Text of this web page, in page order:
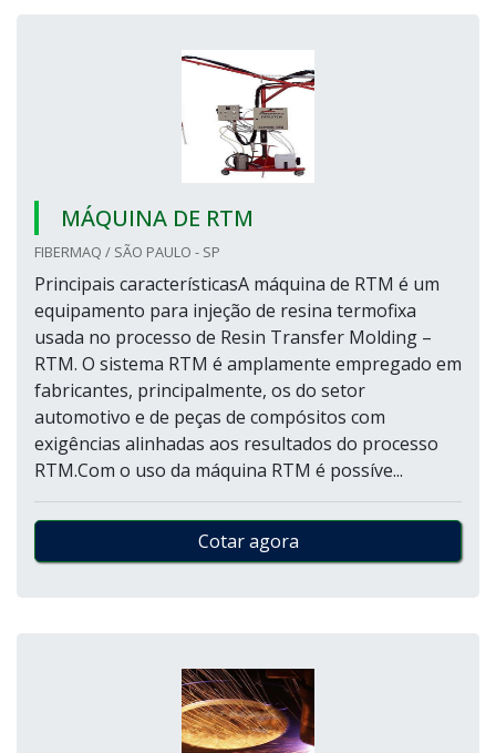
MÁQUINA DE RTM
FIBERMAQ / SÃO PAULO - SP
Principais característicasA máquina de RTM é um
equipamento para injeção de resina termofixa
usada no processo de Resin Transfer Molding –
RTM. O sistema RTM é amplamente empregado em
fabricantes, principalmente, os do setor
automotivo e de peças de compósitos com
exigências alinhadas aos resultados do processo
RTM.Com o uso da máquina RTM é possíve...
Cotar agora